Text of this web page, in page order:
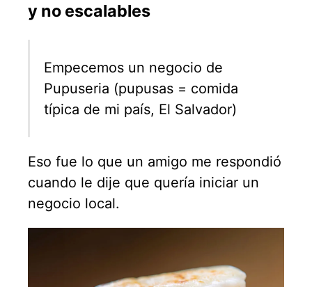
y no escalables
Empecemos un negocio de
Pupuseria (pupusas = comida
típica de mi país, El Salvador)
Eso fue lo que un amigo me respondió
cuando le dije que quería iniciar un
negocio local.